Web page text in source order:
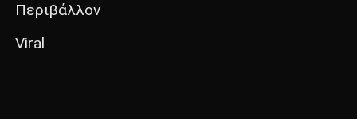
Περιβάλλον
Viral